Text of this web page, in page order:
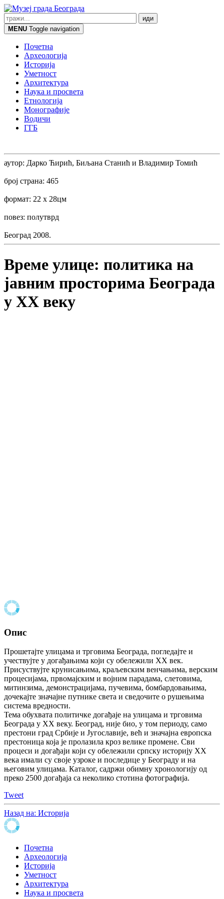
MENU Toggle navigation
Почетна
Археологија
Историја
Уметност
Архитектура
Наука и просвета
Етнологија
Монографије
Водичи
ГГБ
аутор: Дарко Ћирић, Биљана Станић и Владимир Томић
број страна: 465
формат: 22 x 28цм
повез: полутврд
Београд 2008.
Време улице: политика на
јавним просторима Београда
у XX веку
Опис
Прошетајте улицама и трговима Београда, погледајте и
учествујте у догађањима који су обележили XX век.
Присуствујте крунисањима, краљевским венчањима, верским
процесијама, првомајским и војним парадама, слетовима,
митинзима, демонстрацијама, пучевима, бомбардовањима,
дочекајте значајне путнике света и сведочите о рушењима
система вредности.
Тема обухвата политичке догађаје на улицама и трговима
Београда у XX веку. Београд, није био, у том периоду, само
престони град Србије и Југославије, већ и значајна европска
престоница која је пролазила кроз велике промене. Сви
процеси и догађаји који су обележили српску историју XX
века имали су своје узроке и последице у Београду и на
његовим улицама. Каталог, садржи обимну хронологију од
преко 2500 догађаја са неколико стотина фотографија.
Tweet
Назад на: Историја
Почетна
Археологија
Историја
Уметност
Архитектура
Наука и просвета